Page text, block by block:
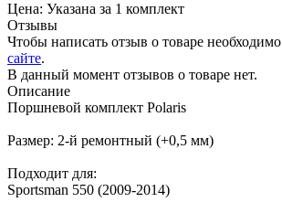
Цена: Указана за 1 комплект
Отзывы
Чтобы написать отзыв о товаре необходимо
сайте.
В данный момент отзывов о товаре нет.
Описание
Поршневой комплект Polaris
Размер: 2-й ремонтный (+0,5 мм)
Подходит для:
Sportsman 550 (2009-2014)